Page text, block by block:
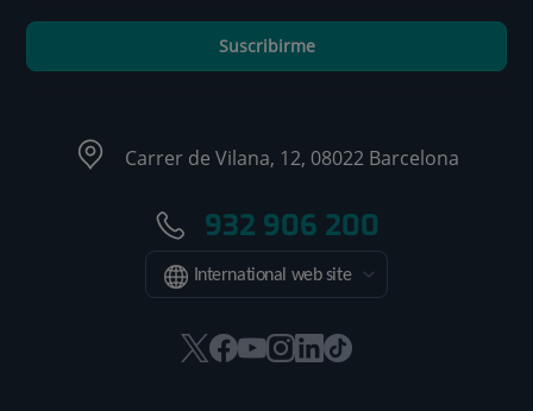
Suscribirme
Carrer de Vilana, 12, 08022 Barcelona
932 906 200
International web site
EsteEsteEsteEsteEsteEnlace